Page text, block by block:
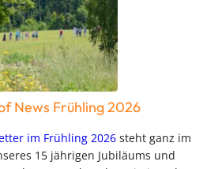
News Frühling 2026
im Frühling 2026 steht ganz im
15 jährigen Jubiläums und